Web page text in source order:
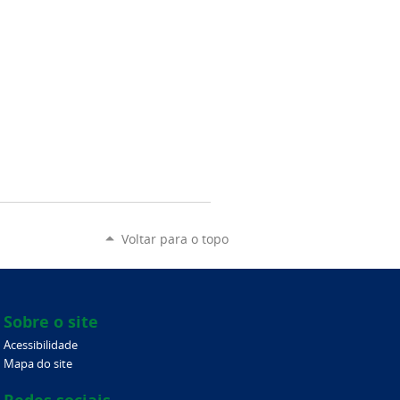
Voltar para o topo
Sobre o site
Acessibilidade
Mapa do site